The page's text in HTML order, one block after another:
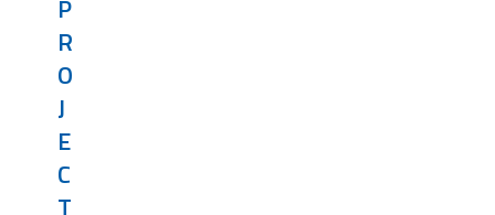
P
R
O
J
E
C
T